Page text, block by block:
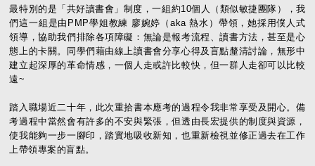
最特別的是「共好讀書會」制度，一組約10個人（類似敏捷團隊），我
們這一組是由PMP學姐教練 廖婉婷（aka 熱水）帶領，她採用僕人式
領導，協助我們排除各項障礙：無論是報考流程、讀書方法，甚至是心
態上的卡關。同學們藉由線上讀書會分享心得及盲點釐清討論，無形中
建立起深厚的革命情感，一個人走或許比較快，但一群人走卻可以比較
遠~
踏入職場近二十年，此次重拾書本應考的過程令我非常享受及開心。備
考過程中當然會有許多的不安與緊張，但透由長宏提供的制度與資源，
使我能夠一步一腳印，踏實地吸收新知，也重新檢視並修正過去在工作
上帶領專案的盲點。